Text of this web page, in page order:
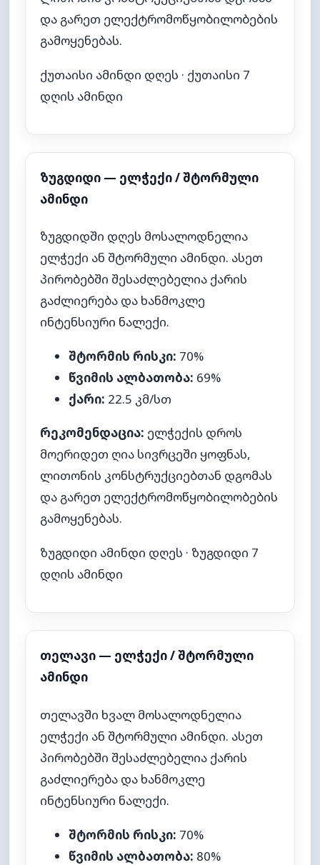
და გარეთ ელექტრომოწყობილობების
გამოყენებას.
ქუთაისი ამინდი დღეს · ქუთაისი 7
დღის ამინდი
ზუგდიდი — ელჭექი / შტორმული
ამინდი
ზუგდიდში დღეს მოსალოდნელია
ელჭექი ან შტორმული ამინდი. ასეთ
პირობებში შესაძლებელია ქარის
გაძლიერება და ხანმოკლე
ინტენსიური ნალექი.
შტორმის რისკი: 70%
წვიმის ალბათობა: 69%
ქარი: 22.5 კმ/სთ
რეკომენდაცია: ელჭექის დროს
მოერიდეთ ღია სივრცეში ყოფნას,
ლითონის კონსტრუქციებთან დგომას
და გარეთ ელექტრომოწყობილობების
გამოყენებას.
ზუგდიდი ამინდი დღეს · ზუგდიდი 7
დღის ამინდი
თელავი — ელჭექი / შტორმული
ამინდი
თელავში ხვალ მოსალოდნელია
ელჭექი ან შტორმული ამინდი. ასეთ
პირობებში შესაძლებელია ქარის
გაძლიერება და ხანმოკლე
ინტენსიური ნალექი.
შტორმის რისკი: 70%
წვიმის ალბათობა: 80%